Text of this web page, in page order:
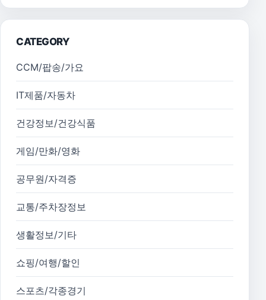
CATEGORY
CCM/팝송/가요
IT제품/자동차
건강정보/건강식품
게임/만화/영화
공무원/자격증
교통/주차장정보
생활정보/기타
쇼핑/여행/할인
스포츠/각종경기